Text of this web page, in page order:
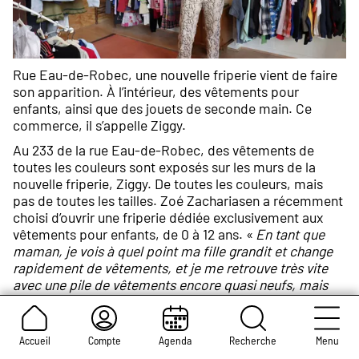
Accueil Compte Agenda Recherche Menu
Rue Eau-de-Robec, une nouvelle friperie vient de faire
son apparition. À l’intérieur, des vêtements pour
enfants, ainsi que des jouets de seconde main. Ce
commerce, il s’appelle Ziggy.
Au 233 de la rue Eau-de-Robec, des vêtements de
toutes les couleurs sont exposés sur les murs de la
nouvelle friperie, Ziggy. De toutes les couleurs, mais
pas de toutes les tailles. Zoé Zachariasen a récemment
choisi d’ouvrir une friperie dédiée exclusivement aux
vêtements pour enfants, de 0 à 12 ans. « En tant que
maman, je vois à quel point ma fille grandit et change
rapidement de vêtements, et je me retrouve très vite
avec une pile de vêtements encore quasi neufs, mais
déjà trop grands», note la commerçante. C’est une
problématique que rencontrent tous les parents ! Un
endroit idéal donc pour habiller son enfant avec des
vêtements soigneusement choisis, à des prix très